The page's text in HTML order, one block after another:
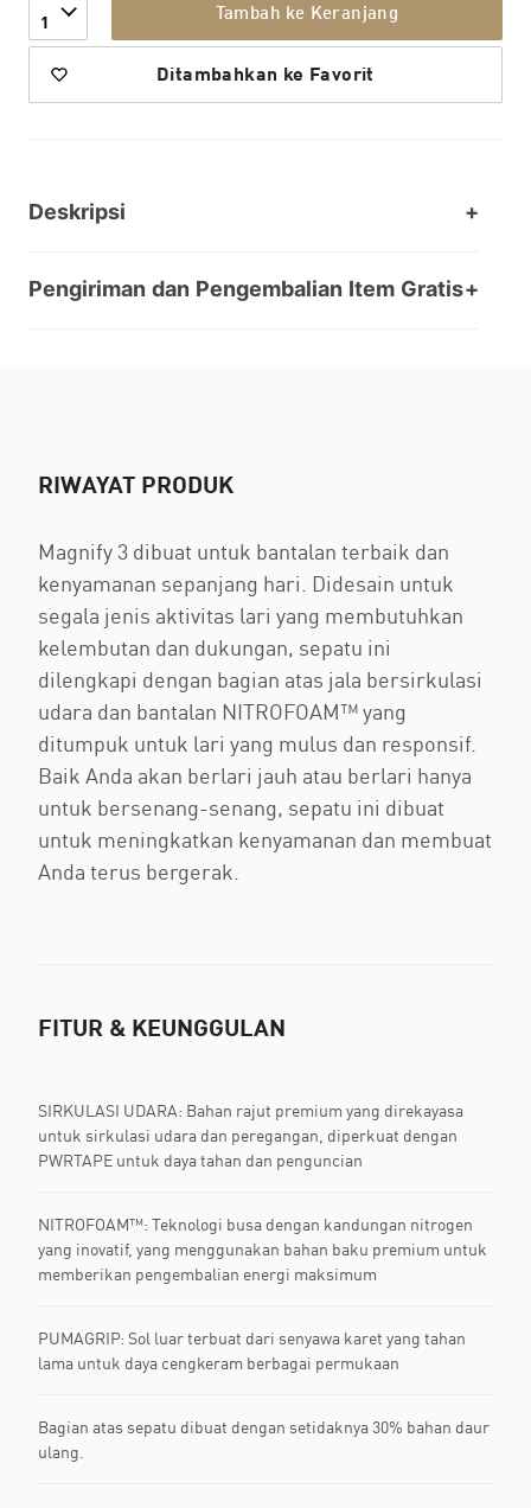
1 Tambah ke Keranjang
Ditambahkan ke Favorit
Deskripsi
Pengiriman dan Pengembalian Item Gratis
RIWAYAT PRODUK
Magnify 3 dibuat untuk bantalan terbaik dan
kenyamanan sepanjang hari. Didesain untuk
segala jenis aktivitas lari yang membutuhkan
kelembutan dan dukungan, sepatu ini
dilengkapi dengan bagian atas jala bersirkulasi
udara dan bantalan NITROFOAM™ yang
ditumpuk untuk lari yang mulus dan responsif.
Baik Anda akan berlari jauh atau berlari hanya
untuk bersenang-senang, sepatu ini dibuat
untuk meningkatkan kenyamanan dan membuat
Anda terus bergerak.
FITUR & KEUNGGULAN
SIRKULASI UDARA: Bahan rajut premium yang direkayasa
untuk sirkulasi udara dan peregangan, diperkuat dengan
PWRTAPE untuk daya tahan dan penguncian
NITROFOAM™: Teknologi busa dengan kandungan nitrogen
yang inovatif, yang menggunakan bahan baku premium untuk
memberikan pengembalian energi maksimum
PUMAGRIP: Sol luar terbuat dari senyawa karet yang tahan
lama untuk daya cengkeram berbagai permukaan
Bagian atas sepatu dibuat dengan setidaknya 30% bahan daur
ulang.